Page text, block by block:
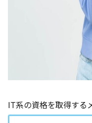
IT系の資格を取得する